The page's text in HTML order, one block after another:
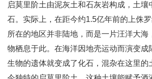
启莫里阶土由泥灰土和石灰岩构成，土壤
石。实际上，在距今约1.5亿年前的上侏
所在的地区并非陆地，而是一片汪洋大海
物栖息于此。在海洋因地壳运动而演变成
生物的遗体就变成了化石，混杂在这里的